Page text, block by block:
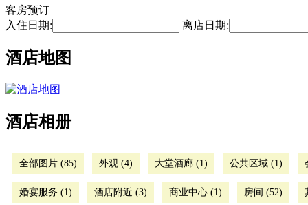
客房预订
入住日期:
离店日期:
酒店地图
酒店相册
全部图片 (85) 外观 (4) 大堂酒廊 (1) 公共区域 (1)
婚宴服务 (1) 酒店附近 (3) 商业中心 (1) 房间 (52)